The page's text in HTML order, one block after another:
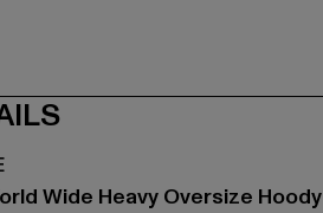
Wide Heavy Oversize Hoody